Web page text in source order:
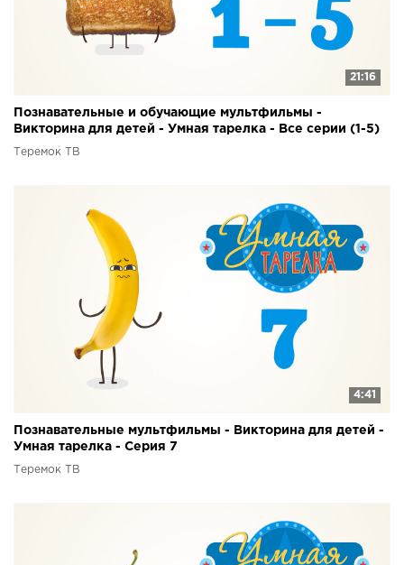
21:16
Познавательные и обучающие мультфильмы -
Викторина для детей - Умная тарелка - Все серии (1-5)
Теремок ТВ
4:41
Познавательные мультфильмы - Викторина для детей -
Умная тарелка - Серия 7
Теремок ТВ